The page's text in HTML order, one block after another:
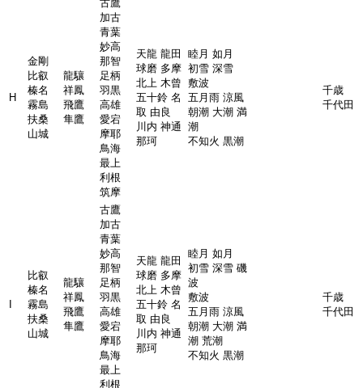
H
金剛
比叡
榛名
霧島
扶桑
山城
龍驤
祥鳳
飛鷹
隼鷹
古鷹
加古
青葉
妙高
那智
足柄
羽黒
高雄
愛宕
摩耶
鳥海
最上
利根
筑摩
天龍 龍田
球磨 多摩
北上 木曾
五十鈴 名
取 由良
川内 神通
那珂
睦月 如月
初雪 深雪
敷波
五月雨 涼風
朝潮 大潮 満
潮
不知火 黒潮
千歳
千代田
比叡
榛名
霧島
扶桑
山城
龍驤
祥鳳
飛鷹
隼鷹
古鷹
加古
青葉
妙高
那智
足柄
羽黒
高雄
愛宕
摩耶
鳥海
最上
利根
天龍 龍田
球磨 多摩
北上 木曾
五十鈴 名
取 由良
川内 神通
那珂
睦月 如月
初雪 深雪 磯
波
敷波
五月雨 涼風
朝潮 大潮 満
潮 荒潮
不知火 黒潮
千歳
千代田